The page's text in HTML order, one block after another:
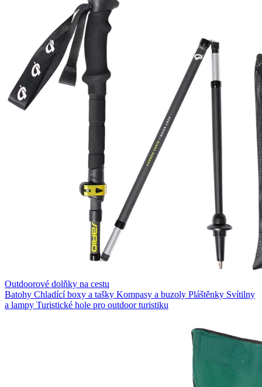
Outdoorové dolňky na cestu
Batohy Chladící boxy a tašky Kompasy a buzoly Pláštěnky Svítilny
a lampy Turistické hole pro outdoor turistiku